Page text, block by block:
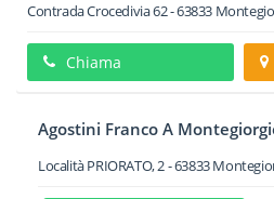
Contrada Crocedivia 62-63833
Chiama
Agostini Franco A
Località PRIORATO, 2-63833